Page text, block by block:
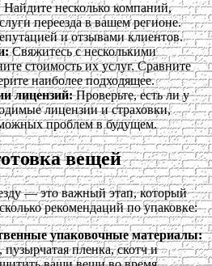
Найдите несколько компаний,
переезда в вашем регионе.
и отзывами клиентов.
Свяжитесь с несколькими
стоимость их услуг. Сравните
наиболее подходящее.
лицензий:Проверьте, есть ли у
лицензии и страховки,
проблем в будущем.
вещей
— это важный этап, который
рекомендаций по упаковке:
упаковочные материалы:
пленка, скотч и